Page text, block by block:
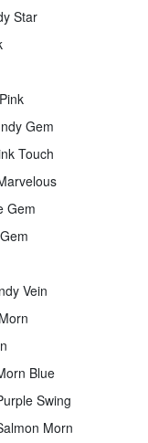
Star
Gem
Touch
Gem
Vein
Blue
Swing
Morn